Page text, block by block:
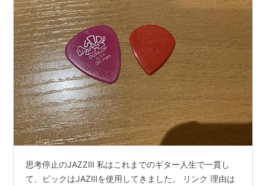
思考停止のJAZZⅢ 私はこれまでのギター人生で一貫し
て、ピックはJAZⅢを使用してきました。 リンク 理由は